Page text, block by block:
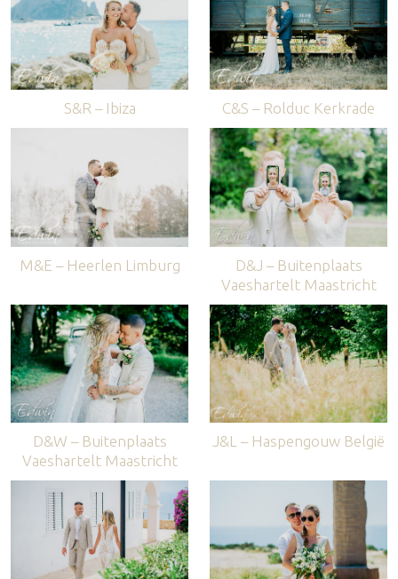
S&R – Ibiza C&S – Rolduc Kerkrade
M&E – Heerlen Limburg
D&J – Buitenplaats
Vaeshartelt Maastricht
D&W – Buitenplaats
Vaeshartelt Maastricht
J&L – Haspengouw België